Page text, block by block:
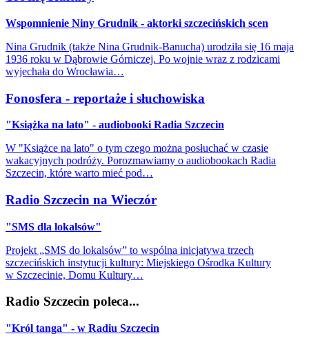
Wspomnienie Niny Grudnik - aktorki szczecińskich scen
Nina Grudnik (także Nina Grudnik-Banucha) urodziła się 16 maja
1936 roku w Dąbrowie Górniczej. Po wojnie wraz z rodzicami
wyjechała do Wrocławia…
Fonosfera - reportaże i słuchowiska
"Książka na lato" - audiobooki Radia Szczecin
W "Książce na lato" o tym czego można posłuchać w czasie
wakacyjnych podróży. Porozmawiamy o audiobookach Radia
Szczecin, które warto mieć pod…
Radio Szczecin na Wieczór
"SMS dla lokalsów"
Projekt „SMS do lokalsów” to wspólna inicjatywa trzech
szczecińskich instytucji kultury: Miejskiego Ośrodka Kultury
w Szczecinie, Domu Kultury…
Radio Szczecin poleca...
"Król tanga" - w Radiu Szczecin